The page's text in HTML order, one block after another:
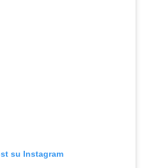
su Instagram